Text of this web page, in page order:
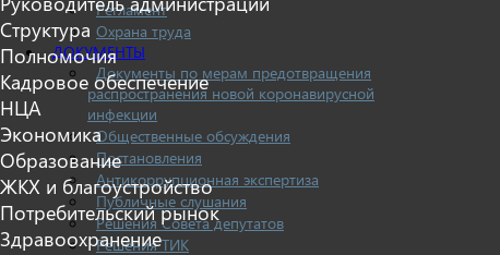
Регламент
Охрана труда
ДОКУМЕНТЫ
Документы по мерам предотвращения
распространения новой коронавирусной
инфекции
Общественные обсуждения
Постановления
Антикоррупционная экспертиза
Публичные слушания
Решения Совета депутатов
Решения ТИК
Структура
Полномочия
Кадровое обеспечение
НЦА
Экономика
Образование
ЖКХ и благоустройство
Потребительский рынок
Здравоохранение